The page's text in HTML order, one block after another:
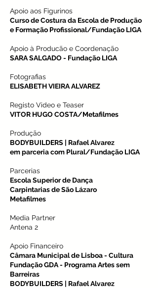
Apoio aos Figurinos
Curso de Costura da Escola de Produção
e Formação Profissional/Fundação LIGA
Apoio à Producão e Coordenação
SARA SALGADO - Fundação LIGA
Fotografias
ELISABETH VIEIRA ALVAREZ
Registo Video e Teaser
VITOR HUGO COSTA/Metafilmes
Produção
BODYBUILDERS | Rafael Alvarez
em parceria com Plural/Fundação LIGA
Parcerias
Escola Superior de Dança
Carpintarias de São Lázaro
Metafilmes
Media Partner
Antena 2
Apoio Financeiro
Câmara Municipal de Lisboa - Cultura
Fundação GDA - Programa Artes sem
Barreiras
BODYBUILDERS | Rafael Alvarez